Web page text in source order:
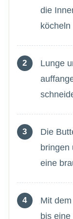
die
köcheln
Lunge
Die
bringen
eine
Mit
bis